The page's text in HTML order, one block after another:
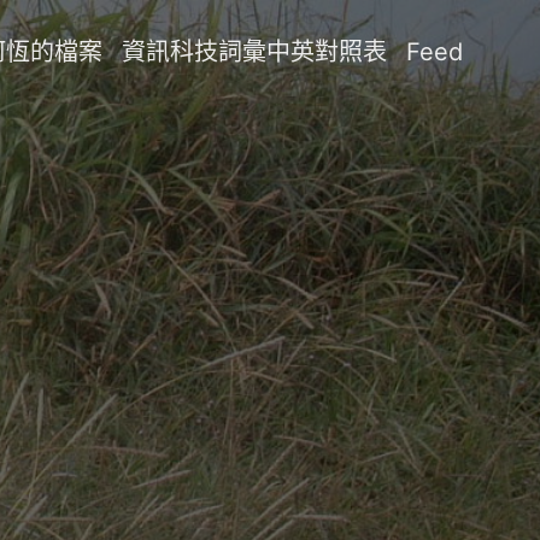
恆的檔案 資訊科技詞彙中英對照表 Feed